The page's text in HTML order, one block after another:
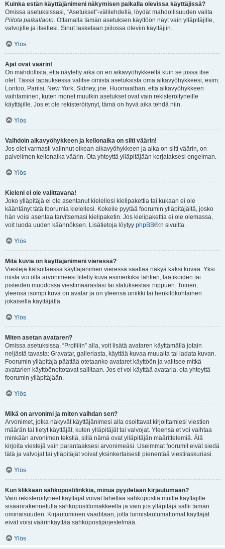
Kuinka estän käyttäjänimeni näkymisen paikalla olevissa käyttäjissä?
Omissa asetuksissasi, “Asetukset”-välilehdellä, löydät mahdollisuuden valita
Piilota paikallaolo. Ottamalla tämän asetuksen käyttöön näyt vain ylläpitäjille,
valvojille ja itsellesi. Sinut lasketaan piilossa oleviin käyttäjiin.
Ylös
Ajat ovat väärin!
On mahdollista, että näytetty aika on eri aikavyöhykkeeltä kuin se jossa itse
olet. Tässä tapauksessa valitse omista asetuksista oma aikavyöhykkeesi, esim.
Lontoo, Pariisi, New York, Sidney, jne. Huomaathan, että aikavyöhykkeen
vaihtaminen, kuten monet muutkin asetukset ovat vain rekisteröityneille
käyttäjille. Jos et ole rekisteröitynyt, tämä on hyvä aika tehdä niin.
Ylös
Vaihdoin aikavyöhykkeen ja kellonaika on silti väärin!
Jos olet varmasti valinnut oikean aikavyöhykkeen ja aika on silti väärin, on
palvelimen kellonaika väärin. Ota yhteyttä ylläpitäjään korjataksesi ongelman.
Ylös
Kieleni ei ole valittavana!
Joko ylläpitäjä ei ole asentanut kielellesi kielipakettia tai kukaan ei ole
kääntänyt tätä foorumia kielellesi. Kokeile pyytää foorumin ylläpitäjältä, josko
hän voisi asentaa tarvitsemasi kielipaketin. Jos kielipakettia ei ole olemassa,
voit luoda uuden käännöksen. Lisätietoja löytyy phpBB®:n sivuilta.
Ylös
Mitä kuvia on käyttäjänimeni vieressä?
Viestejä katsottaessa käyttäjänimen vieressä saattaa näkyä kaksi kuvaa. Yksi
niistä voi olla arvonimeesi liitetty kuva esimerkiksi tähtien, laatikoiden tai
pisteiden muodossa viestimäärästäsi tai statuksestasi riippuen. Toinen,
yleensä isompi kuva on avatar ja on yleensä uniikki tai henkilökohtainen
jokaisella käyttäjällä.
Ylös
Miten asetan avataren?
Omissa asetuksissa, “Profiilin” alla, voit lisätä avataren käyttämällä jotain
neljästä tavasta: Gravatar, galleriasta, käyttää kuvaa muualta tai ladata kuvan.
Foorumin ylläpitäjä päättää otetaanko avataret käyttöön ja valitsee mitkä
avatarien käyttöönottotavat sallitaan. Jos et voi käyttää avataria, ota yhteyttä
foorumin ylläpitäjään.
Ylös
Mikä on arvonimi ja miten vaihdan sen?
Arvonimet, jotka näkyvät käyttäjänimesi alla osoittavat kirjoittamiesi viestien
määrän tai tietyt käyttäjät, kuten ylläpitäjät tai valvojat. Yleensä et voi vaihtaa
minkään arvonimen tekstiä, sillä nämä ovat ylläpitäjän määrittelemiä. Älä
kirjoita viestejä vain parantaaksesi arvonimeäsi. Useimmat foorumit eivät siedä
tätä ja valvojat tai ylläpitäjät voivat yksinkertaisesti pienentää viestilaskuriasi.
Ylös
Kun klikkaan sähköpostilinkkiä, minua pyydetään kirjautumaan?
Vain rekisteröityneet käyttäjät voivat lähettää sähköpostia muille käyttäjille
sisäänrakennetulla sähköpostilomakkeella ja vain jos ylläpitäjä sallii tämän
ominaisuuden. Kirjautuminen vaaditaan, jotta tunnistautumattomat käyttäjät
eivät voisi väärinkäyttää sähköpostijärjestelmää.
Ylös